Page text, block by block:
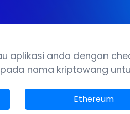
anda dengan
nama kriptowang
Ethereum